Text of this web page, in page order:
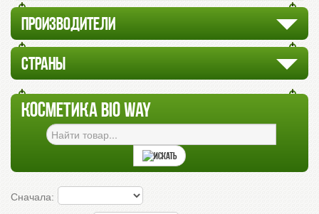
ПРОИЗВОДИТЕЛИ
СТРАНЫ
КОСМЕТИКА BIO WAY
Сначала: